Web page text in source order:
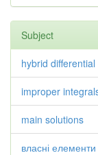
Subject
hybrid
improper
main solutions
власні елементи